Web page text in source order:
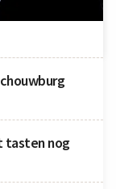
tasten nog